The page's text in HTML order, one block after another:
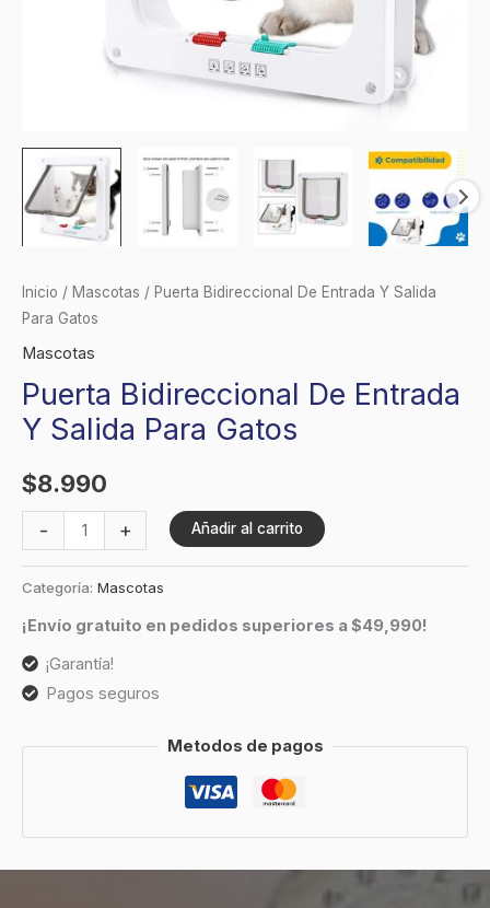
Inicio / Mascotas / Puerta Bidireccional De Entrada Y Salida
Para Gatos
Mascotas
Puerta Bidireccional De Entrada
Y Salida Para Gatos
$8.990
- + Añadir al carrito
Categoría: Mascotas
¡Envío gratuito en pedidos superiores a $49,990!
¡Garantía!
Pagos seguros
Metodos de pagos